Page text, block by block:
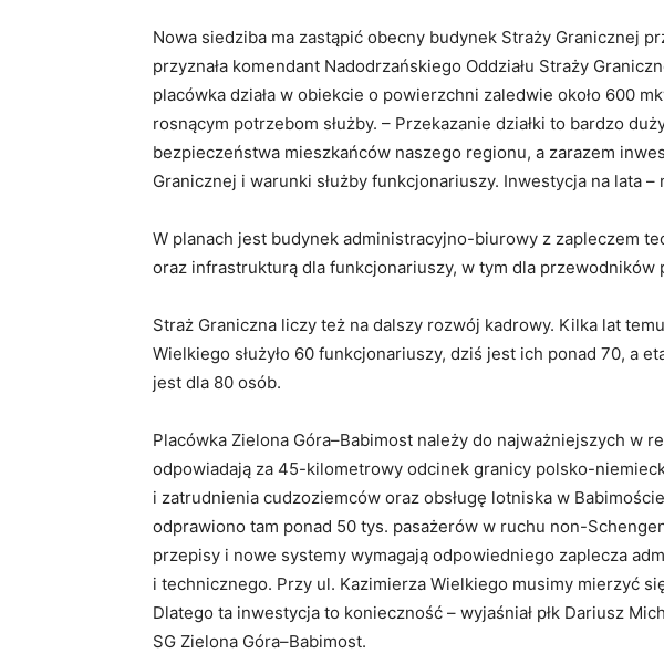
Nowa siedziba ma zastąpić obecny budynek Straży Granicznej
przyznała komendant Nadodrzańskiego Oddziału Straży
placówka działa w obiekcie o powierzchni zaledwie około 600
rosnącym potrzebom służby. – Przekazanie działki to bardzo
bezpieczeństwa mieszkańców naszego regionu, a zarazem
Granicznej i warunki służby funkcjonariuszy. Inwestycja na lata –
W planach jest budynek administracyjno-biurowy z zapleczem
oraz infrastrukturą dla funkcjonariuszy, w tym dla przewodników
Straż Graniczna liczy też na dalszy rozwój kadrowy. Kilka lat
Wielkiego służyło 60 funkcjonariuszy, dziś jest ich ponad 70, a
jest dla 80 osób.
Placówka Zielona Góra–Babimost należy do najważniejszych w
odpowiadają za 45-kilometrowy odcinek granicy polsko-
i zatrudnienia cudzoziemców oraz obsługę lotniska w
odprawiono tam ponad 50 tys. pasażerów w ruchu non-
przepisy i nowe systemy wymagają odpowiedniego zaplecza
i technicznego. Przy ul. Kazimierza Wielkiego musimy mierzyć
Dlatego ta inwestycja to konieczność – wyjaśniał płk Dariusz
SG Zielona Góra–Babimost.